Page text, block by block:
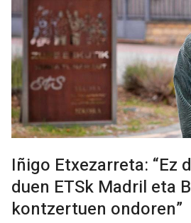
Iñigo Etxezarreta: “Ez
duen ETSk Madril eta
kontzertuen ondoren”